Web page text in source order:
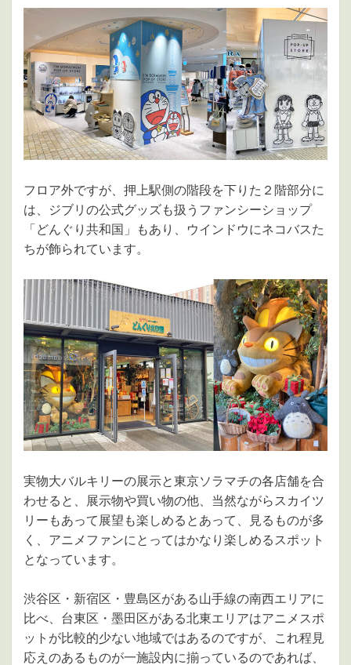
フロア外ですが、押上駅側の階段を下りた２階部分に
は、ジブリの公式グッズも扱うファンシーショップ
「どんぐり共和国」もあり、ウインドウにネコバスた
ちが飾られています。
実物大バルキリーの展示と東京ソラマチの各店舗を合
わせると、展示物や買い物の他、当然ながらスカイツ
リーもあって展望も楽しめるとあって、見るものが多
く、アニメファンにとってはかなり楽しめるスポット
となっています。
渋谷区・新宿区・豊島区がある山手線の南西エリアに
比べ、台東区・墨田区がある北東エリアはアニメスポ
ットが比較的少ない地域ではあるのですが、これ程見
応えのあるものが一施設内に揃っているのであれば、